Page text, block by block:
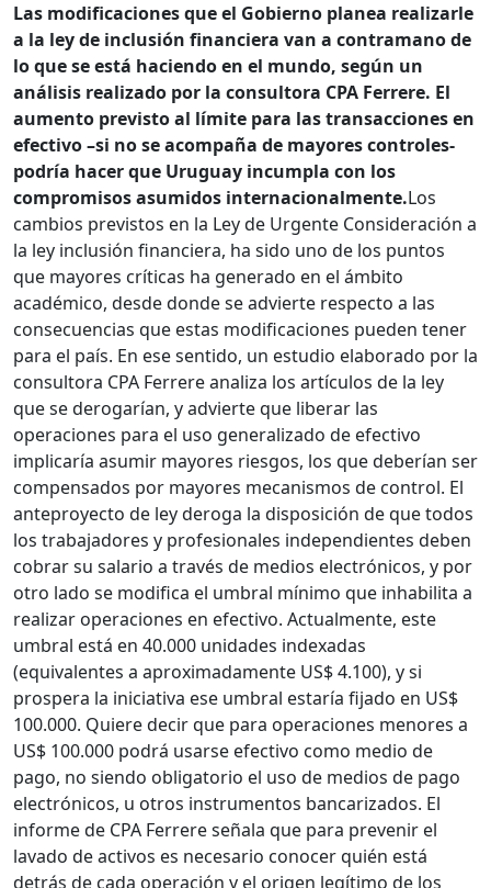
Las modificaciones que el Gobierno planea realizarle
a la ley de inclusión financiera van a contramano de
lo que se está haciendo en el mundo, según un
análisis realizado por la consultora CPA Ferrere. El
aumento previsto al límite para las transacciones en
efectivo –si no se acompaña de mayores controles-
podría hacer que Uruguay incumpla con los
compromisos asumidos internacionalmente.Los
cambios previstos en la Ley de Urgente Consideración a
la ley inclusión financiera, ha sido uno de los puntos
que mayores críticas ha generado en el ámbito
académico, desde donde se advierte respecto a las
consecuencias que estas modificaciones pueden tener
para el país. En ese sentido, un estudio elaborado por la
consultora CPA Ferrere analiza los artículos de la ley
que se derogarían, y advierte que liberar las
operaciones para el uso generalizado de efectivo
implicaría asumir mayores riesgos, los que deberían ser
compensados por mayores mecanismos de control. El
anteproyecto de ley deroga la disposición de que todos
los trabajadores y profesionales independientes deben
cobrar su salario a través de medios electrónicos, y por
otro lado se modifica el umbral mínimo que inhabilita a
realizar operaciones en efectivo. Actualmente, este
umbral está en 40.000 unidades indexadas
(equivalentes a aproximadamente US$ 4.100), y si
prospera la iniciativa ese umbral estaría fijado en US$
100.000. Quiere decir que para operaciones menores a
US$ 100.000 podrá usarse efectivo como medio de
pago, no siendo obligatorio el uso de medios de pago
electrónicos, u otros instrumentos bancarizados. El
informe de CPA Ferrere señala que para prevenir el
lavado de activos es necesario conocer quién está
detrás de cada operación y el origen legítimo de los